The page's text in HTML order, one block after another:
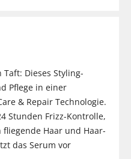
Taft: Dieses Styling-
Pflege in einer
& Repair Technologie.
Stunden Frizz-Kontrolle,
Haar und Haar-
das Serum vor